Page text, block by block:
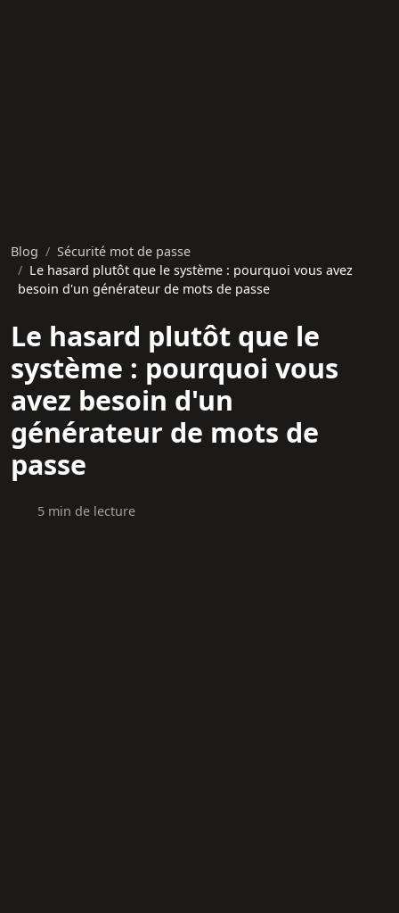
Blog
Sécurité mot de passe
Le hasard plutôt que le système : pourquoi vous avez
besoin d'un générateur de mots de passe
Le hasard plutôt que le
système : pourquoi vous
avez besoin d'un
générateur de mots de
passe
5 min de lecture